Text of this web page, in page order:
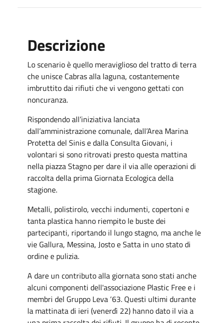
Descrizione
Lo scenario è quello meraviglioso del tratto di terra
che unisce Cabras alla laguna, costantemente
imbruttito dai rifiuti che vi vengono gettati con
noncuranza.
Rispondendo all’iniziativa lanciata
dall’amministrazione comunale, dall’Area Marina
Protetta del Sinis e dalla Consulta Giovani, i
volontari si sono ritrovati presto questa mattina
nella piazza Stagno per dare il via alle operazioni di
raccolta della prima Giornata Ecologica della
stagione.
Metalli, polistirolo, vecchi indumenti, copertoni e
tanta plastica hanno riempito le buste dei
partecipanti, riportando il lungo stagno, ma anche le
vie Gallura, Messina, Josto e Satta in uno stato di
ordine e pulizia.
A dare un contributo alla giornata sono stati anche
alcuni componenti dell'associazione Plastic Free e i
membri del Gruppo Leva ‘63. Questi ultimi durante
la mattinata di ieri (venerdì 22) hanno dato il via a